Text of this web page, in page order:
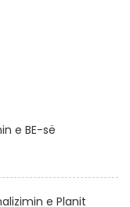
e BE-së
e Planit